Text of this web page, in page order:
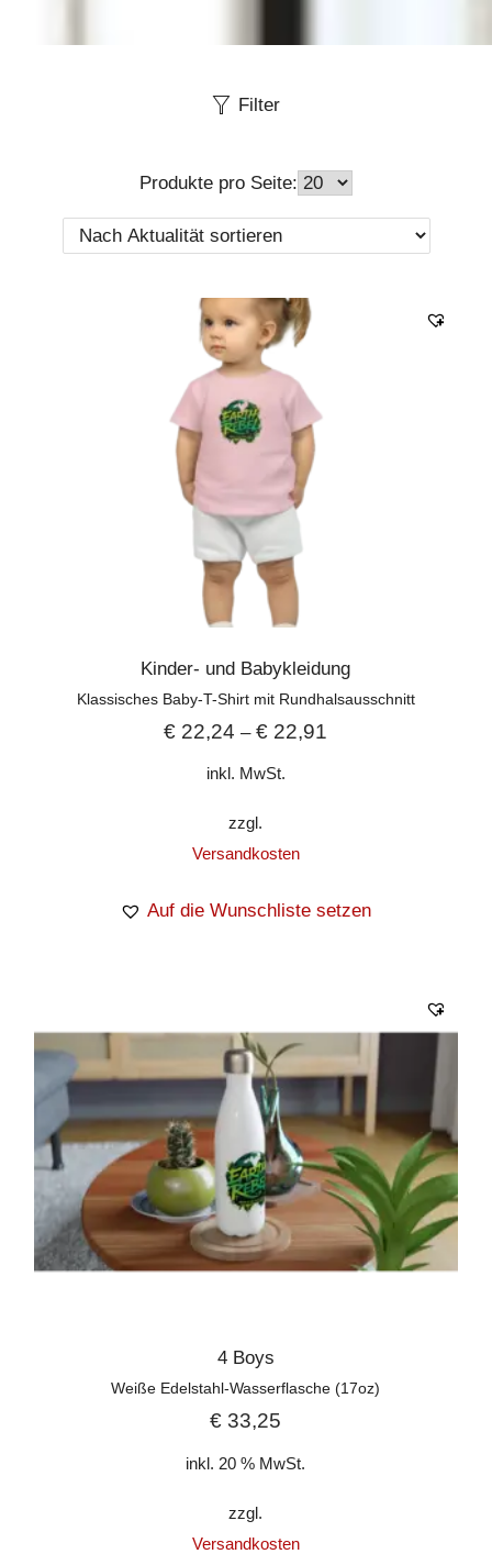
Filter
Produkte pro Seite:
Kinder- und Babykleidung
Klassisches Baby-T-Shirt mit Rundhalsausschnitt
€ 22,24 –€ 22,91
inkl. MwSt.
zzgl.
Versandkosten
Auf die Wunschliste setzen
4 Boys
Weiße Edelstahl-Wasserflasche (17oz)
€ 33,25
inkl. 20 % MwSt.
zzgl.
Versandkosten